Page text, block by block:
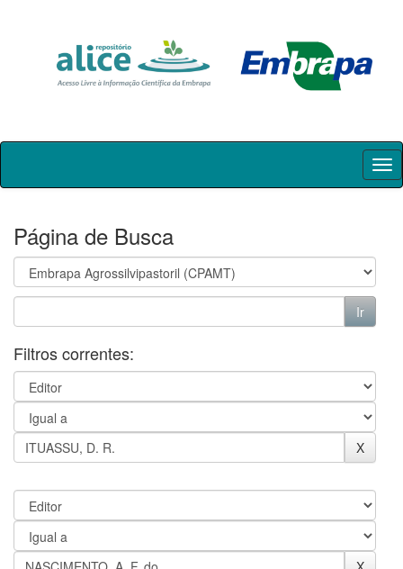
Skip
Página de Busca
Filtros correntes: